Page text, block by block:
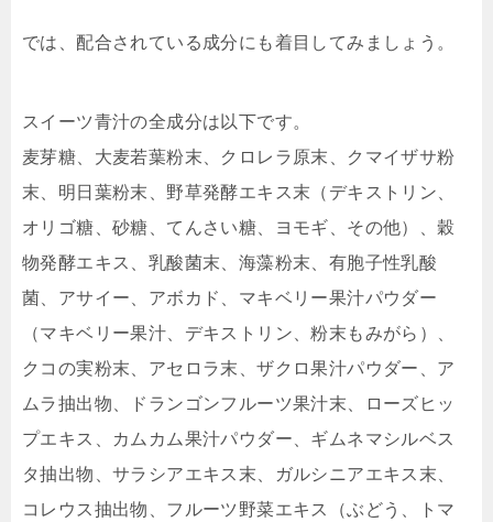
では、配合されている成分にも着目してみましょう。
スイーツ青汁の全成分は以下です。
麦芽糖、大麦若葉粉末、クロレラ原末、クマイザサ粉
末、明日葉粉末、野草発酵エキス末（デキストリン、
オリゴ糖、砂糖、てんさい糖、ヨモギ、その他）、穀
物発酵エキス、乳酸菌末、海藻粉末、有胞子性乳酸
菌、アサイー、アボカド、マキベリー果汁パウダー
（マキベリー果汁、デキストリン、粉末もみがら）、
クコの実粉末、アセロラ末、ザクロ果汁パウダー、ア
ムラ抽出物、ドランゴンフルーツ果汁末、ローズヒッ
プエキス、カムカム果汁パウダー、ギムネマシルベス
タ抽出物、サラシアエキス末、ガルシニアエキス末、
コレウス抽出物、フルーツ野菜エキス（ぶどう、トマ